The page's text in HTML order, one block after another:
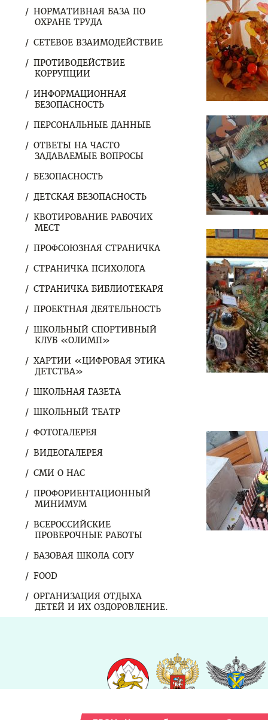
НОРМАТИВНАЯ БАЗА ПО
ОХРАНЕ ТРУДА
СЕТЕВОЕ ВЗАИМОДЕЙСТВИЕ
ПРОТИВОДЕЙСТВИЕ
КОРРУПЦИИ
ИНФОРМАЦИОННАЯ
БЕЗОПАСНОСТЬ
ПЕРСОНАЛЬНЫЕ ДАННЫЕ
ОТВЕТЫ НА ЧАСТО
ЗАДАВАЕМЫЕ ВОПРОСЫ
БЕЗОПАСНОСТЬ
ДЕТСКАЯ БЕЗОПАСНОСТЬ
КВОТИРОВАНИЕ РАБОЧИХ
МЕСТ
ПРОФСОЮЗНАЯ СТРАНИЧКА
СТРАНИЧКА ПСИХОЛОГА
СТРАНИЧКА БИБЛИОТЕКАРЯ
ПРОЕКТНАЯ ДЕЯТЕЛЬНОСТЬ
ШКОЛЬНЫЙ СПОРТИВНЫЙ
КЛУБ «ОЛИМП»
ХАРТИИ «ЦИФРОВАЯ ЭТИКА
ДЕТСТВА»
ШКОЛЬНАЯ ГАЗЕТА
ШКОЛЬНЫЙ ТЕАТР
ФОТОГАЛЕРЕЯ
ВИДЕОГАЛЕРЕЯ
СМИ О НАС
ПРОФОРИЕНТАЦИОННЫЙ
МИНИМУМ
ВСЕРОССИЙСКИЕ
ПРОВЕРОЧНЫЕ РАБОТЫ
БАЗОВАЯ ШКОЛА СОГУ
FOOD
ОРГАНИЗАЦИЯ ОТДЫХА
ДЕТЕЙ И ИХ ОЗДОРОВЛЕНИЕ.